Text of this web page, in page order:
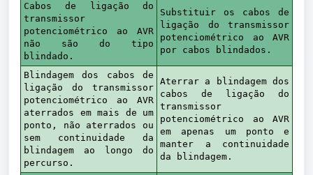
Cabos de ligação do
transmissor
potenciométrico ao AVR
não são do tipo
blindado.
Substituir os cabos de
ligação do transmissor
potenciométrico ao AVR
por cabos blindados.
Blindagem dos cabos de
ligação do transmissor
potenciométrico ao AVR
aterrados em mais de um
ponto, não aterrados ou
sem continuidade da
blindagem ao longo do
percurso.
Aterrar a blindagem dos
cabos de ligação do
transmissor
potenciométrico ao AVR
em apenas um ponto e
manter a continuidade
da blindagem.